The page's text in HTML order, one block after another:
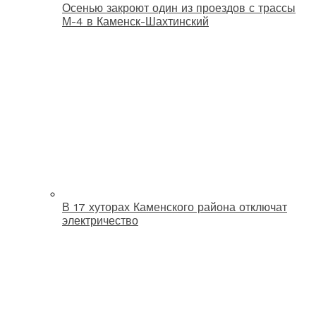
Осенью закроют один из проездов с трассы
М-4 в Каменск-Шахтинский
В 17 хуторах Каменского района отключат
электричество